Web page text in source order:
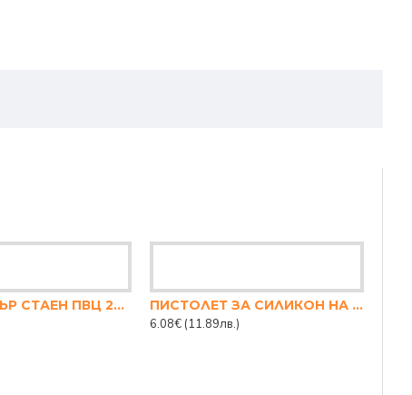
ТЕРМОМЕТЪР СТАЕН ПВЦ 20СМ.
ПИСТОЛЕТ ЗА СИЛИКОН НА ТОК ГОЛЯМ
6.08€ (11.89лв.)